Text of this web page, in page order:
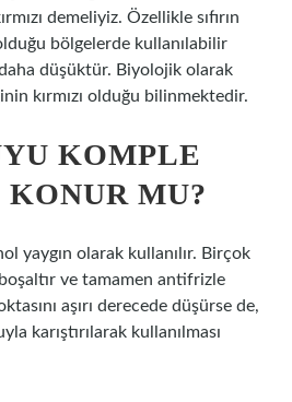
demeliyiz. Özellikle sıfırın
bölgelerde kullanılabilir
düşüktür. Biyolojik olarak
kırmızı olduğu bilinmektedir.
KOMPLE
MU?
yaygın olarak kullanılır. Birçok
ve tamamen antifrizle
aşırı derecede düşürse de,
karıştırılarak kullanılması